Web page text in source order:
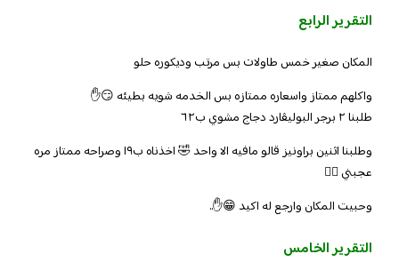
التقرير الرابع
المكان صغير خمس طاولات بس مرتب وديكوره حلو
واكلهم ممتاز واسعاره ممتازه بس الخدمه شويه بطيئه 😏✋️
طلبنا ٢ برجر البوليڤارد دجاج مشوي ب٦٢
وطلبنا اثنين براونيز قالو مافيه الا واحد 🤣 اخذناه ب١٩ وصراحه ممتاز مره
عجبني 👌🏻
وحبيت المكان وارجع له اكيد 😁✋️..
التقرير الخامس